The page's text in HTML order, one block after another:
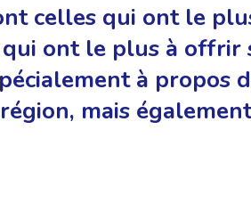
celles qui ont le
ont le plus à offrir
à propos
mais